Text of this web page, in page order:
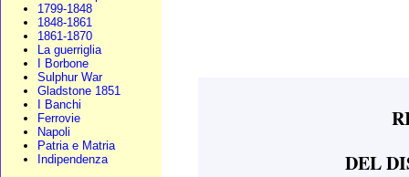
1799-1848
1848-1861
1861-1870
La guerriglia
I Borbone
Sulphur War
Gladstone 1851
I Banchi
Ferrovie
Napoli
Patria e Matria
Indipendenza
DEL